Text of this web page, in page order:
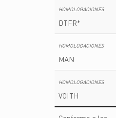
HOMOLOGACIONES
DTFR*
HOMOLOGACIONES
MAN
HOMOLOGACIONES
VOITH